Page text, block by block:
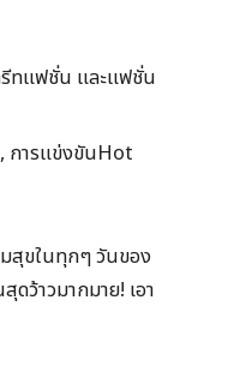
ทแฟชั่น และแฟชั่น
การแข่งขันHot
สุขในทุกๆ วันของ
ว้าวมากมาย! เอา